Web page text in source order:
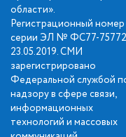
области».
Регистрационный номер
серии ЭЛ № ФС77-
23.05.2019. СМИ
зарегистрировано
Федеральной службой
надзору в сфере связи,
информационных
технологий и массовых